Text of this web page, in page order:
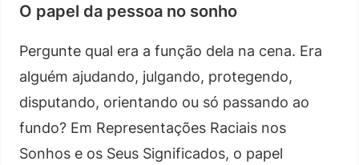
O papel da pessoa no sonho
Pergunte qual era a função dela na cena. Era
alguém ajudando, julgando, protegendo,
disputando, orientando ou só passando ao
fundo? Em Representações Raciais nos
Sonhos e os Seus Significados, o papel